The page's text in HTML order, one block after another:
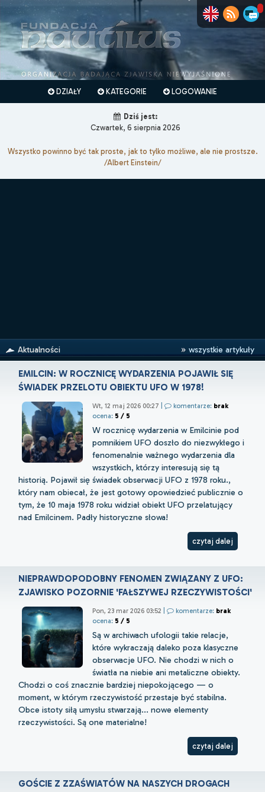
DZIAŁY KATEGORIE LOGOWANIE
Dziś jest:
Czwartek, 6 sierpnia 2026
Wszystko powinno być tak proste, jak to tylko możliwe, ale nie prostsze.
/Albert Einstein/
Aktualności wszystkie artykuły
EMILCIN: W ROCZNICĘ WYDARZENIA POJAWIŁ SIĘ
ŚWIADEK PRZELOTU OBIEKTU UFO W 1978!
Wt, 12 maj 2026 00:27 komentarze: brak
ocena: 5 / 5
W rocznicę wydarzenia w Emilcinie pod
pomnikiem UFO doszło do niezwykłego i
fenomenalnie ważnego wydarzenia dla
wszystkich, którzy interesują się tą
historią. Pojawił się świadek obserwacji UFO z 1978 roku.,
który nam obiecał, że jest gotowy opowiedzieć publicznie o
tym, że 10 maja 1978 roku widział obiekt UFO przelatujący
nad Emilcinem. Padły historyczne słowa!
czytaj dalej
NIEPRAWDOPODOBNY FENOMEN ZWIĄZANY Z UFO:
ZJAWISKO POZORNIE 'FAŁSZYWEJ RZECZYWISTOŚCI'
Pon, 23 mar 2026 03:52 komentarze: brak
ocena: 5 / 5
Są w archiwach ufologii takie relacje,
które wykraczają daleko poza klasyczne
obserwacje UFO. Nie chodzi w nich o
światła na niebie ani metaliczne obiekty.
Chodzi o coś znacznie bardziej niepokojącego — o
moment, w którym rzeczywistość przestaje być stabilna.
Obce istoty siłą umysłu stwarzają... nowe elementy
rzeczywistości. Są one materialne!
czytaj dalej
GOŚCIE Z ZZAŚWIATÓW NA NASZYCH DROGACH